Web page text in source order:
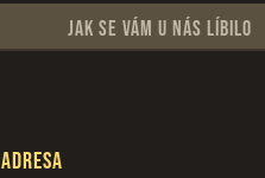
Jak se vám u nás líbilo
Adresa